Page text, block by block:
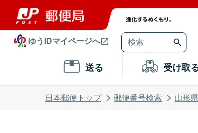
ゆうIDマイページへ
送る 受け取
日本郵便トップ 郵便番号検索 山形県